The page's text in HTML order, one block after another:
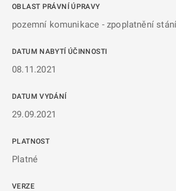
OBLAST PRÁVNÍ ÚPRAVY
pozemní komunikace - zpoplatnění
DATUM NABYTÍ ÚČINNOSTI
08.11.2021
DATUM VYDÁNÍ
29.09.2021
PLATNOST
Platné
VERZE